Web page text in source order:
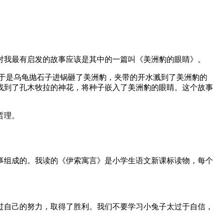
最有启发的故事应该是其中的一篇叫《美洲豹的眼睛》。
乌龟抛石子进锅砸了美洲豹，夹带的开水溅到了美洲豹的
了孔木牧拉的神花，将种子嵌入了美洲豹的眼睛。这个故事
。
成的。我读的《伊索寓言》是小学生语文新课标读物，每个
己的努力，取得了胜利。我们不要学习小兔子太过于自信，